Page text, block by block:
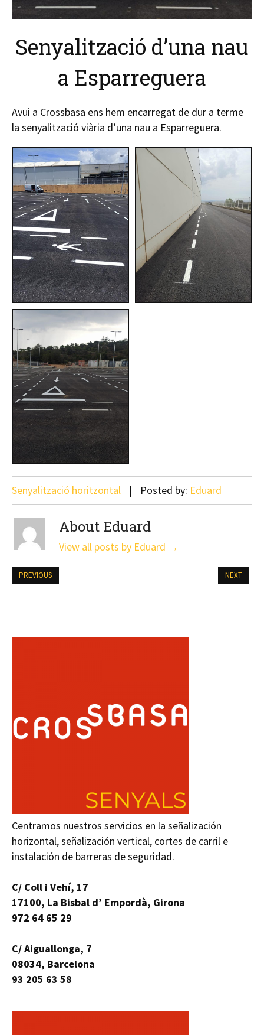
Senyalització d’una nau
a Esparreguera
Avui a Crossbasa ens hem encarregat de dur a terme
la senyalització viària d’una nau a Esparreguera.
Senyalització horitzontal Posted by: Eduard
About Eduard
View all posts by Eduard →
PREVIOUS NEXT
Centramos nuestros servicios en la señalización
horizontal, señalización vertical, cortes de carril e
instalación de barreras de seguridad.
C/ Coll i Vehí, 17
17100, La Bisbal d’ Empordà, Girona
972 64 65 29
C/ Aiguallonga, 7
08034, Barcelona
93 205 63 58